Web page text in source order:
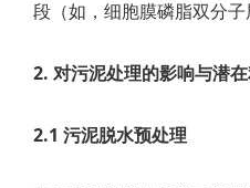
段（如，细胞膜磷脂双分子
2. 对污泥处理的影响与潜
2.1 污泥脱水预处理